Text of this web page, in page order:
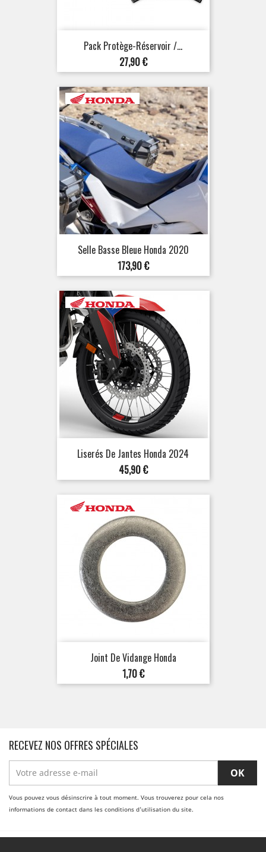
Pack Protège-Réservoir /...
Prix
27,90 €
Selle Basse Bleue Honda 2020
Prix
173,90 €
Liserés De Jantes Honda 2024
Prix
45,90 €
Joint De Vidange Honda
Prix
1,70 €
RECEVEZ NOS OFFRES SPÉCIALES
Vous pouvez vous désinscrire à tout moment. Vous trouverez pour cela nos
informations de contact dans les conditions d'utilisation du site.